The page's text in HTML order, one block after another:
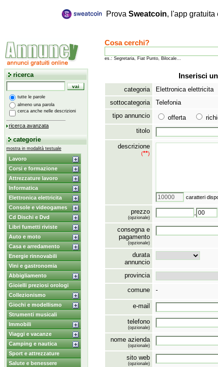
Prova Sweatcoin, l'app
Cosa cerchi?
es.: Segretaria, Fiat Punto, Bilocale...
ricerca
tutte le parole
almeno una parola
cerca anche nelle descrizioni
ricerca avanzata
categorie
mostra in modalità testuale
Lavoro
Corsi e formazione
Attrezzature lavoro
Informatica
Elettronica elettricita
Console e videogames
Cd Dischi e Dvd
Libri fumetti riviste
Auto e moto
Casa e arredamento
Energie rinnovabili
Vini e gastronomia
Abbigliamento
Gioielli preziosi orologi
Collezionismo
Giochi e modellismo
Strumenti musicali
Immobili
Viaggi e vacanze
Camping e nautica
Sport e attrezzature
Salute e benessere
Inserisci
categoria Elettronica elettricita
sottocategoria
Telefonia
tipo annuncio
offerta
titolo
descrizione
(**)
caratteri
prezzo
(opzionale)
,
consegna e
pagamento
(opzionale)
durata
annuncio
provincia
comune
-
e-mail
telefono
(opzionale)
nome azienda
(opzionale)
sito web
(opzionale)